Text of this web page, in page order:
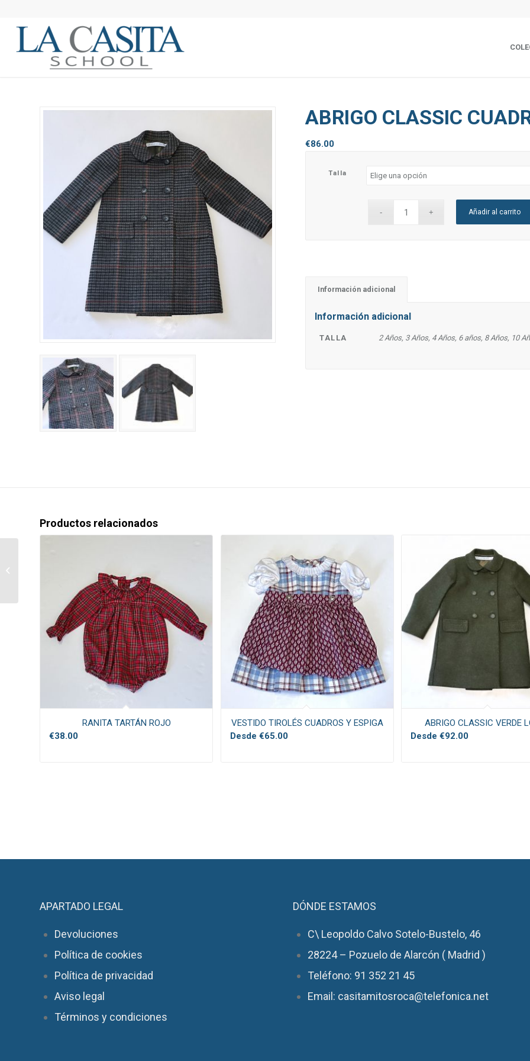
ABRIGO CLASSIC
€86.00
Talla
Añadir al carrito
Información adicional
Información adicional
TALLA 2 Años, 3 Años, 4 Años, 6 años, 8 Años, 10
Productos relacionados
RANITA TARTÁN ROJO
€38.00
VESTIDO TIROLÉS CUADROS Y ESPIGA
Desde €65.00
ABRIGO CLASSIC VERDE
Desde€92.00
APARTADO LEGAL
Devoluciones
Política de cookies
Política de privacidad
Aviso legal
Términos y condiciones
DÓNDE ESTAMOS
C\ Leopoldo Calvo Sotelo-Bustelo, 46
28224 – Pozuelo de Alarcón ( Madrid )
Teléfono: 91 352 21 45
Email: casitamitosroca@telefonica.net